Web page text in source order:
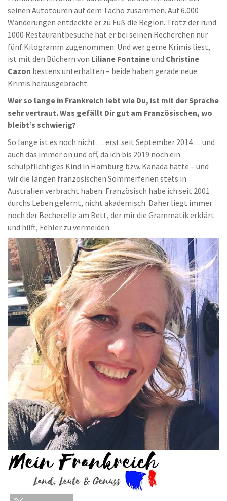
seinen Autotouren auf dem Tacho zusammen. Auf 6.000
Wanderungen entdeckte er zu Fuß die Region. Trotz der rund
1000 Restaurantbesuche hat er bei seinen Recherchen nur
fünf Kilogramm zugenommen. Und wer gerne Krimis liest,
ist mit den Büchern von Liliane Fontaineund Christine
Cazon bestens unterhalten – beide haben gerade neue
Krimis herausgebracht.
Wer so lange in Frankreich lebt wie Du, ist mit der Sprache
sehr vertraut. Was gefällt Dir gut am Französischen, wo
bleibt’s schwierig?
So lange ist es noch nicht… erst seit September 2014… und
auch das immer on und off, da ich bis 2019 noch ein
schulpflichtiges Kind in Hamburg bzw. Kanada hatte – und
wir die langen französischen Sommerferien stets in
Australien verbracht haben. Französisch habe ich seit 2001
durchs Leben gelernt, nicht akademisch. Daher liegt immer
noch der Becherelle am Bett, der mir die Grammatik erklärt
und hilft, Fehler zu vermeiden.